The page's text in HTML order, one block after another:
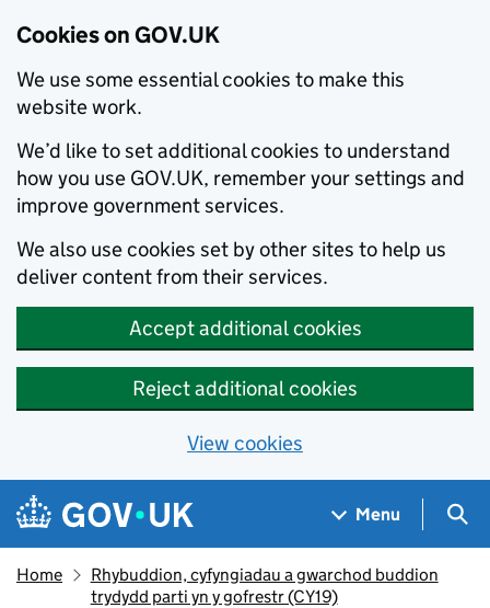
Cookies on GOV.UK
We use some essential cookies to make this
website work.
We’d like to set additional cookies to understand
how you use GOV.UK, remember your settings and
improve government services.
We also use cookies set by other sites to help us
deliver content from their services.
Accept additional cookies
Reject additional cookies
View cookies
Skip to main content
Navigation menu
Menu
Home
Rhybuddion, cyfyngiadau a gwarchod buddion
trydydd parti yn y gofrestr (CY19)